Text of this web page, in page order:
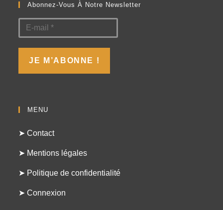
Abonnez-Vous À Notre Newsletter
MENU
➤ Contact
➤ Mentions légales
➤ Politique de confidentialité
➤ Connexion